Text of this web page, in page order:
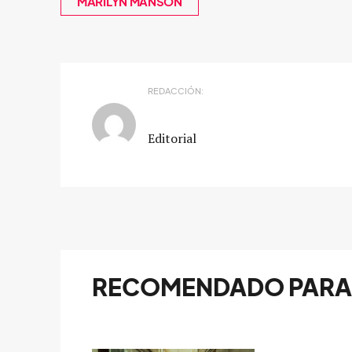
REDACCIÓN:
Editorial
RECOMENDADO